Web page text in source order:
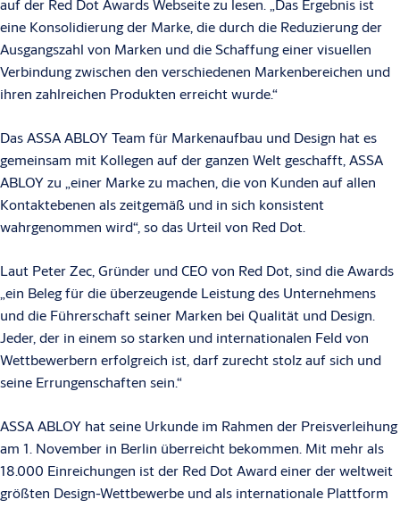
auf der Red Dot Awards Webseite zu lesen. „Das Ergebnis ist
eine Konsolidierung der Marke, die durch die Reduzierung der
Ausgangszahl von Marken und die Schaffung einer visuellen
Verbindung zwischen den verschiedenen Markenbereichen und
ihren zahlreichen Produkten erreicht wurde.“
Das ASSA ABLOY Team für Markenaufbau und Design hat es
gemeinsam mit Kollegen auf der ganzen Welt geschafft, ASSA
ABLOY zu „einer Marke zu machen, die von Kunden auf allen
Kontaktebenen als zeitgemäß und in sich konsistent
wahrgenommen wird“, so das Urteil von Red Dot.
Laut Peter Zec, Gründer und CEO von Red Dot, sind die Awards
„ein Beleg für die überzeugende Leistung des Unternehmens
und die Führerschaft seiner Marken bei Qualität und Design.
Jeder, der in einem so starken und internationalen Feld von
Wettbewerbern erfolgreich ist, darf zurecht stolz auf sich und
seine Errungenschaften sein.“
ASSA ABLOY hat seine Urkunde im Rahmen der Preisverleihung
am 1. November in Berlin überreicht bekommen. Mit mehr als
18.000 Einreichungen ist der Red Dot Award einer der weltweit
größten Design-Wettbewerbe und als internationale Plattform